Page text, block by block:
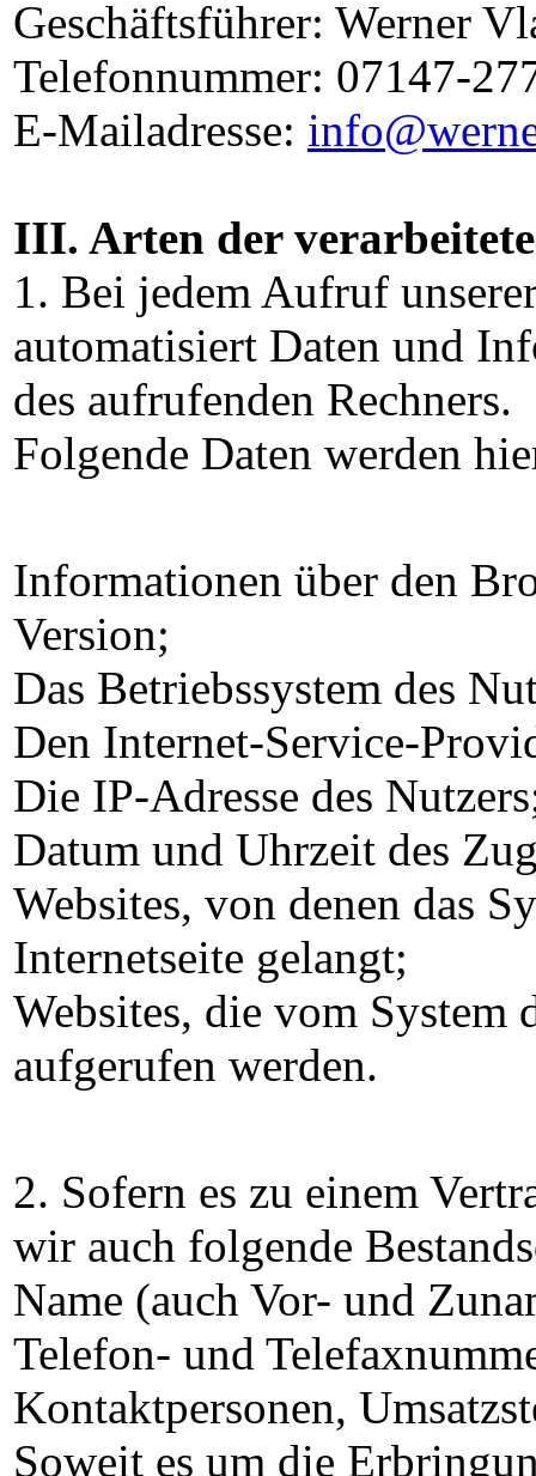
Geschäftsführer: Werner
Telefonnummer: 07147-
E-Mailadresse:
III. Arten der
1. Bei jedem Aufruf
automatisiert Daten und
des aufrufenden Rechners.
Folgende Daten werden
Informationen über den
Version;
Das Betriebssystem des
Den Internet-Service-
Die IP-Adresse des
Datum und Uhrzeit des
Websites, von denen das
Internetseite gelangt;
Websites, die vom System
aufgerufen werden.
2. Sofern es zu einem
wir auch folgende
Name (auch Vor- und
Telefon- und
Kontaktpersonen,
Soweit es um die